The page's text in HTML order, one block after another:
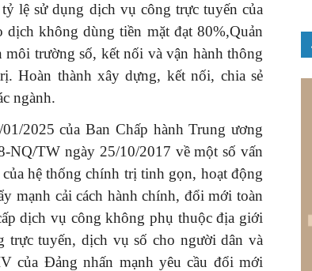
lệ sử dụng dịch vụ công trực tuyến của
không dùng tiền mặt đạt 80%,Quản
trường số, kết nối và vận hành thông
Hoàn thành xây dựng, kết nối, chia sẻ
ngành.
2025 của Ban Chấp hành Trung ương
TW ngày 25/10/2017 về một số vấn
hệ thống chính trị tinh gọn, hoạt động
mạnh cải cách hành chính, đổi mới toàn
dịch vụ công không phụ thuộc địa giới
trực tuyến, dịch vụ số cho người dân và
của Đảng nhấn mạnh yêu cầu đổi mới